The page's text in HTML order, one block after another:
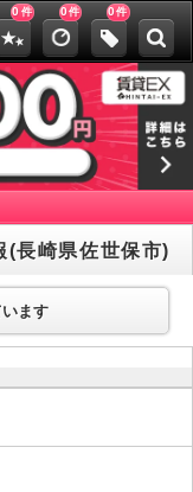
0 件 0件 0件
(長崎県佐世保市)
ます